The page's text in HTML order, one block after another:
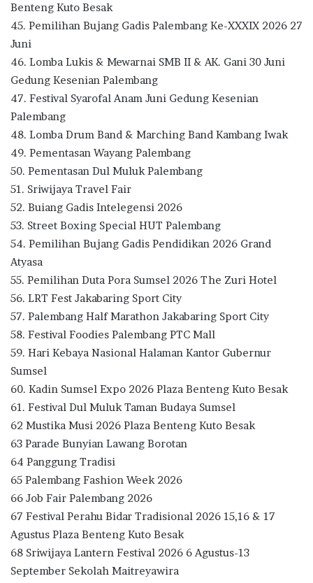
Benteng Kuto Besak
45. Pemilihan Bujang Gadis Palembang Ke-XXXIX 2026 27
Juni
46. Lomba Lukis & Mewarnai SMB II & AK. Gani 30 Juni
Gedung Kesenian Palembang
47. Festival Syarofal Anam Juni Gedung Kesenian
Palembang
48. Lomba Drum Band & Marching Band Kambang Iwak
49. Pementasan Wayang Palembang
50. Pementasan Dul Muluk Palembang
51. Sriwijaya Travel Fair
52. Buiang Gadis Intelegensi 2026
53. Street Boxing Special HUT Palembang
54. Pemilihan Bujang Gadis Pendidikan 2026 Grand
Atyasa
55. Pemilihan Duta Pora Sumsel 2026 The Zuri Hotel
56. LRT Fest Jakabaring Sport City
57. Palembang Half Marathon Jakabaring Sport City
58. Festival Foodies Palembang PTC Mall
59. Hari Kebaya Nasional Halaman Kantor Gubernur
Sumsel
60. Kadin Sumsel Expo 2026 Plaza Benteng Kuto Besak
61. Festival Dul Muluk Taman Budaya Sumsel
62 Mustika Musi 2026 Plaza Benteng Kuto Besak
63 Parade Bunyian Lawang Borotan
64 Panggung Tradisi
65 Palembang Fashion Week 2026
66 Job Fair Palembang 2026
67 Festival Perahu Bidar Tradisional 2026 15,16 & 17
Agustus Plaza Benteng Kuto Besak
68 Sriwijaya Lantern Festival 2026 6 Agustus-13
September Sekolah Maitreyawira